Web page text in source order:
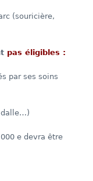
(souricière,
pas éligibles :
par ses soins
dalle…)
e devra être